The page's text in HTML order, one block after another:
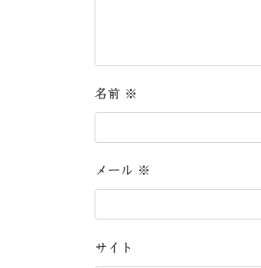
名前 ※
メール ※
サイト